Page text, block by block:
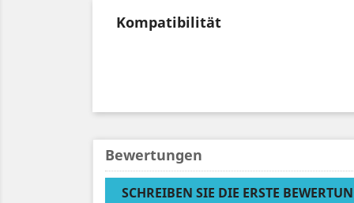
Kompatibilität
Bewertungen
SCHREIBEN SIE DIE ERSTE